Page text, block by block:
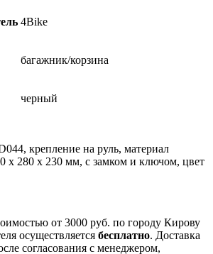
4Bike
багажник/корзина
черный
крепление на руль, материал
х 280 х 230 мм, с замком и ключом, цвет
от 3000 руб. по городу Кирову
осуществляется бесплатно. Доставка
согласования с менеджером,